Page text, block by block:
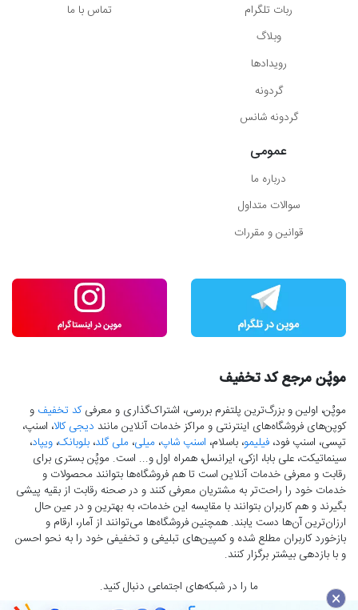
ربات تلگرام
وبلاگ
رویدادها
گردونه
گردونه شانس
تماس با ما
عمومی
درباره ما
سوالات متداول
قوانین و مقررات
موپُن مرجع کد تخفیف
موپُن، اولین و بزرگ‌ترین پلتفرم بررسی، اشتراک‌گذاری و معرفیکد تخفیف و
کوپن‌های فروشگاه‌های اینترنتی و مراکز خدمات آنلاین مانند دیجی کالا، اسنپ،
تپسی، اسنپ فود، فیلیمو، باسلام، اسنپ شاپ، میلی، ملی گلد، بلوبانک، ویپاد،
سینماتیکت، علی بابا، ازکی، ایرانسل، همراه اول و... است. موپُن بستری برای
رقابت و معرفی خدمات آنلاین است تا هم فروشگاه‌ها بتوانند محصولات و
خدمات خود را راحت‌تر به مشتریان معرفی کنند و در صحنه رقابت از بقیه پیشی
بگیرند و هم کاربران بتوانند با مقایسه این خدمات، به بهترین و در عین حال
ارزان‌ترین آن‌ها دست‌ یابند. همچنین فروشگاه‌ها می‌توانند از آمار، ارقام و
بازخورد کاربران مطلع شده و کمپین‌های تبلیغی و تخفیفی خود را به نحو احسن
و با بازدهی بیشتر برگزار کنند.
ما را در شبکه‌های اجتماعی دنبال کنید.
×